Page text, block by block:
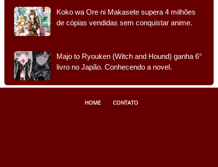
Koko wa Ore ni Makasete supera 4 milhões
de cópias vendidas sem conquistar anime.
Majo to Ryouken (Witch and Hound) ganha 6°
livro no Japão. Conhecendo a novel.
HOME CONTATO